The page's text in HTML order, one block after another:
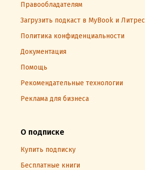
Правообладателям
Загрузить подкаст в MyBook и Литрес
Политика конфиденциальности
Документация
Помощь
Рекомендательные технологии
Реклама для бизнеса
О подписке
Купить подписку
Бесплатные книги